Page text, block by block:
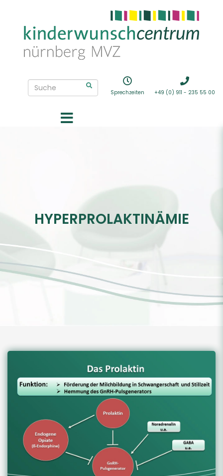
Sprechzeiten +49 (0) 911 - 235 55 00
HYPERPROLAKTINÄMIE